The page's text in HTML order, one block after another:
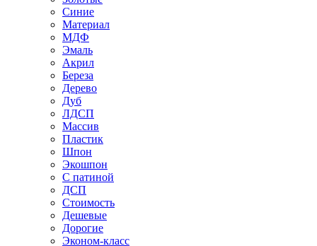
Синие
Материал
МДФ
Эмаль
Акрил
Береза
Дерево
Дуб
ЛДСП
Массив
Пластик
Шпон
Экошпон
С патиной
ДСП
Стоимость
Дешевые
Дорогие
Эконом-класс